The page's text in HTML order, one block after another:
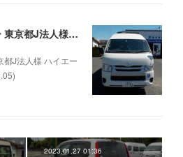
福祉車両 格安レンタカー 東京都J法人様 ハイエースリフトご利用事例(2026.08.05)
都J法人様 ハイエー
2023.01.27 01:36